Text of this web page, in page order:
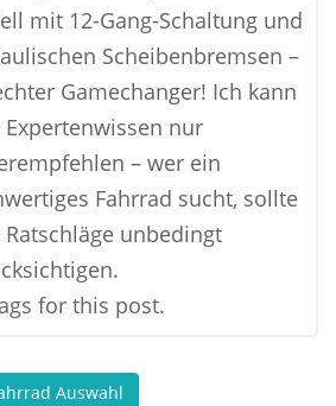
mit 12-Gang-Schaltung und
Scheibenbremsen –
Gamechanger! Ich kann
Expertenwissen nur
– wer ein
Fahrrad sucht, sollte
Ratschläge unbedingt
for this post.
Auswahl